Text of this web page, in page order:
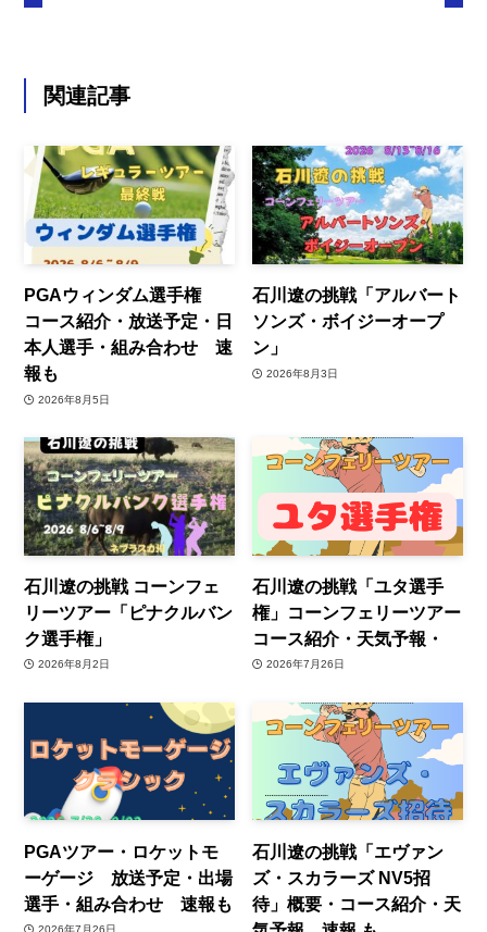
関連記事
PGAウィンダム選手権
コース紹介・放送予定・日
本人選手・組み合わせ 速
報も
2026年8月5日
石川遼の挑戦「アルバート
ソンズ・ボイジーオープ
ン」
2026年8月3日
石川遼の挑戦 コーンフェ
リーツアー「ピナクルバン
ク選手権」
2026年8月2日
石川遼の挑戦「ユタ選手
権」コーンフェリーツアー
コース紹介・天気予報・
2026年7月26日
PGAツアー・ロケットモ
ーゲージ 放送予定・出場
選手・組み合わせ 速報も
2026年7月26日
石川遼の挑戦「エヴァン
ズ・スカラーズ NV5招
待」概要・コース紹介・天